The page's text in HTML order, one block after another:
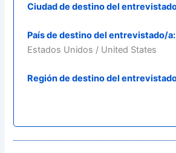
Ciudad de destino del
País de destino del entrevistado/a:
Estados Unidos / United States
Región de destino del